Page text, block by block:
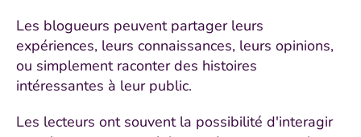
Les blogueurs peuvent partager leurs
expériences, leurs connaissances, leurs opinions,
ou simplement raconter des histoires
intéressantes à leur public.
Les lecteurs ont souvent la possibilité d'interagir